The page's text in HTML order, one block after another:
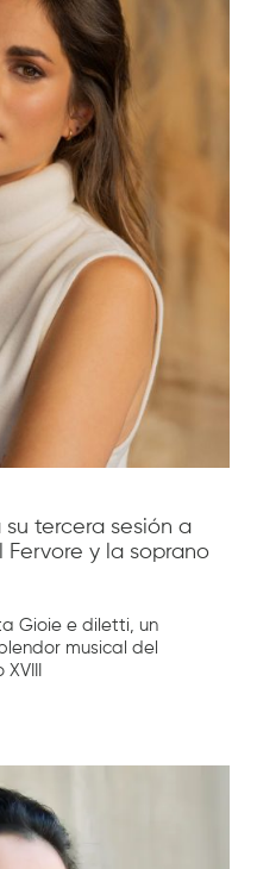
su tercera sesión a
Fervore y la soprano
Gioie e diletti, un
musical del